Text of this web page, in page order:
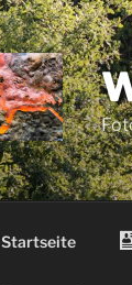
Startseite